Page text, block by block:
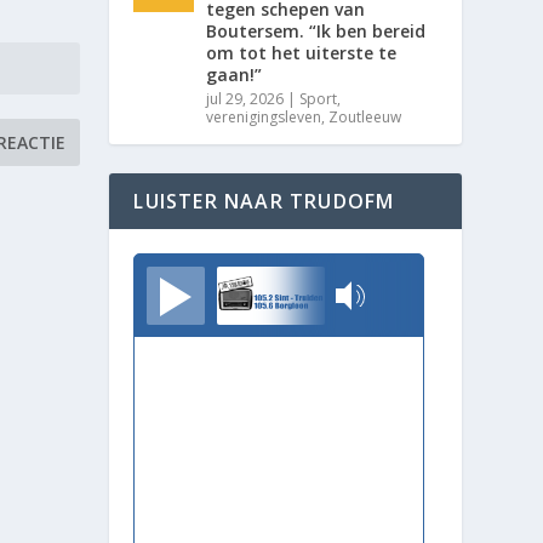
tegen schepen van
Boutersem. “Ik ben bereid
om tot het uiterste te
gaan!”
jul 29, 2026 | Sport,
verenigingsleven, Zoutleeuw
LUISTER NAAR TRUDOFM
TrudoFM